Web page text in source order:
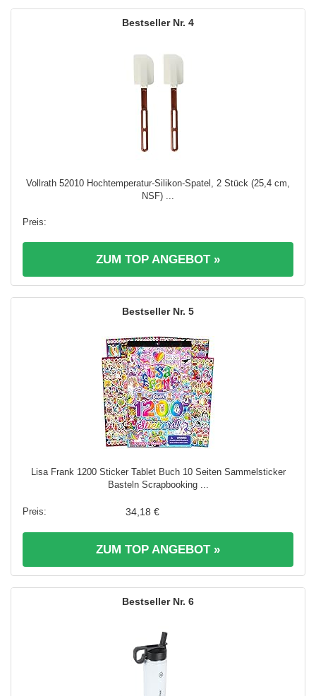
4
Vollrath 52010 Hochtemperatur-Silikon-Spatel, 2 Stück (25,4 cm,
NSF) ...
ZUM TOP ANGEBOT »
5
Lisa Frank 1200 Sticker Tablet Buch 10 Seiten Sammelsticker
Basteln Scrapbooking ...
34,18 €
ZUM TOP ANGEBOT »
6